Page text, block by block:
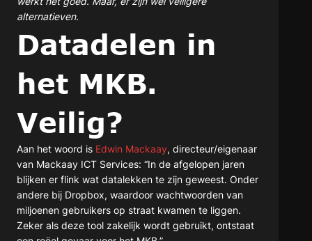
alternatieven.
Datadelen in
het MKB.
Veilig?
Aan het woord is Edwin Mackaay, directeur/eigenaar
van Mackaay ICT Services: “In de afgelopen jaren
blijken er flink wat datalekken te zijn geweest. Onder
andere bij Dropbox, waardoor wachtwoorden van
miljoenen gebruikers op straat kwamen te liggen.
Zeker als deze tool zakelijk wordt gebruikt, ontstaat